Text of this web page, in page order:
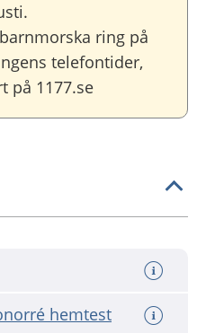
ring på
telefontider,
på 1177.se
hemtest